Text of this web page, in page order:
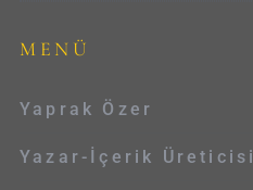
MENÜ
Yaprak Özer
Yazar-İçerik Üreticisi